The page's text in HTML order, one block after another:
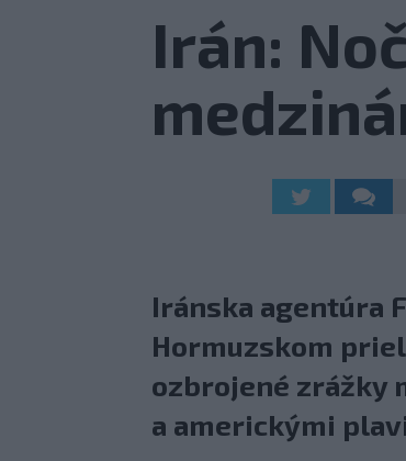
Irán:
Iránska agentúra
Hormuzskom
ozbrojené zrážky
a americkými